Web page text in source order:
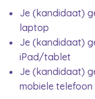
Je (kandidaat)
laptop
Je (kandidaat)
iPad/tablet
Je (kandidaat)
mobiele telefoon